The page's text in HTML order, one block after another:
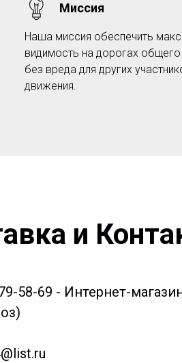
Миссия
Наша миссия обеспечить
видимость на дорогах общего
без вреда для других
движения.
и
58-69 - Интернет-